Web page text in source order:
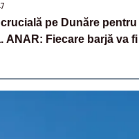
crucială pe Dunăre
ANAR: Fiecare barjă va